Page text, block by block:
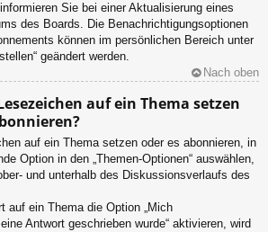
Sie bei einer Aktualisierung eines
des Boards. Die Benachrichtigungsoptionen
können im persönlichen Bereich unter
geändert werden.
Nach oben
auf ein Thema setzen
auf ein Thema setzen oder es abonnieren, in
Option in den „Themen-Optionen“ auswählen,
und unterhalb des Diskussionsverlaufs des
auf ein Thema die Option „Mich
Antwort geschrieben wurde“ aktivieren, wird